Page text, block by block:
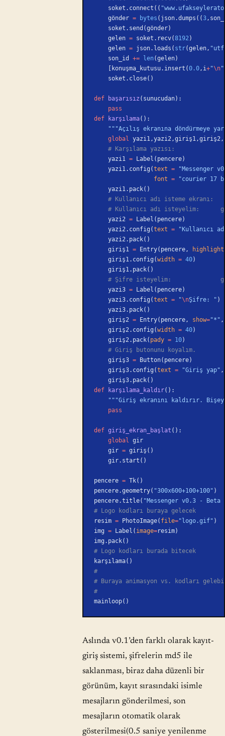
    soket.connect((
    gönder
= bytes (json.dumps((3
    soket.send(gönder)
    gelen
= soket.recv(8192 )
    gelen
= json.loads( str(gelen,
    son_id
+= len (gelen)
    [konuşma_kutusu.insert(
0.0,i+"\n"
    soket.close()
def başarısız (sunucudan):
    pass
def karşılama():
"""Açılış ekranına döndürmeye
    global
    # Karşılama yazısı:
    yazi1
= Label(pencere)
    yazi1.config(
text = "Messenger
                 font
= "courier 17
    yazi1.pack()
    # Kullanıcı adı isteme ekranı:
# Kullanıcı adı isteyelim:
    yazi2
= Label(pencere)
    yazi2.config(
text = "Kullanıcı
    yazi2.pack()
    giriş1
= Entry(pencere,
    giriş1.config(
width = 40)
    giriş1.pack()
# Şifre isteyelim:
    yazi3
= Label(pencere)
    yazi3.config(
text = "\nŞifre: " )
    yazi3.pack()
    giriş2
= Entry(pencere, show="*"
    giriş2.config(
width = 40)
    giriş2.pack(
pady = 10)
    # Giriş butonunu koyalım.
    giriş3
= Button(pencere)
    giriş3.config(
text = "Giriş yap"
    giriş3.pack()
def karşılama_kaldır():
"""Giriş ekranını kaldırır.
    pass
def giriş_ekran_başlat ():
    global
gir
    gir
= giriş()
    gir.start()
pencere = Tk()
pencere.geometry( "300x600+100+100" )
pencere.title( "Messenger v0.3 - Beta
# Logo kodları buraya gelecek
resim = PhotoImage( file="logo.gif" )
img = Label( image=resim)
img.pack()
# Logo kodları burada bitecek
karşılama()
#
# Buraya animasyon vs. kodları
#
mainloop()
Aslında v0.1’den farklı olarak kayıt-
giriş sistemi, şifrelerin md5 ile
saklanması, biraz daha düzenli bir
görünüm, kayıt sırasındaki isimle
mesajların gönderilmesi, son
mesajların otomatik olarak
gösterilmesi(0.5 saniye yenilenme